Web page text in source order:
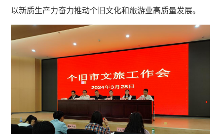
以新质生产力奋力推动个旧文化和旅游业高质量发展。